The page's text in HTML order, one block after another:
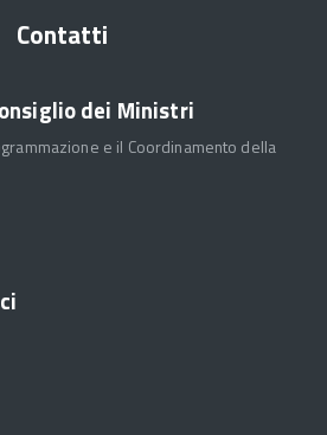
Contatti
dei Ministri
e il Coordinamento della